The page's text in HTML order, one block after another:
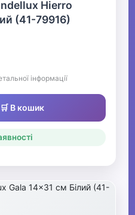
Hierro
(41-79916)
інформації
🛒 В кошик